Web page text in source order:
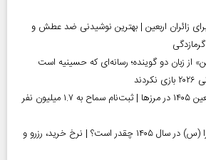
زائران اربعین | بهترین نوشیدنی ضد عطش و
از زبان دو گوینده؛ رسانه‌ای که حسینیه است
آغاز رسمی برنامه‌های اربعین ۱۴۰۵ در مرز‌ها | ثبت‌نام سماح به ۱.۷ میلیون نفر
قیمت قبر در بهشت زهرا (س) در سال ۱۴۰۵ چقدر است؟ | نرخ خرید، رزرو و